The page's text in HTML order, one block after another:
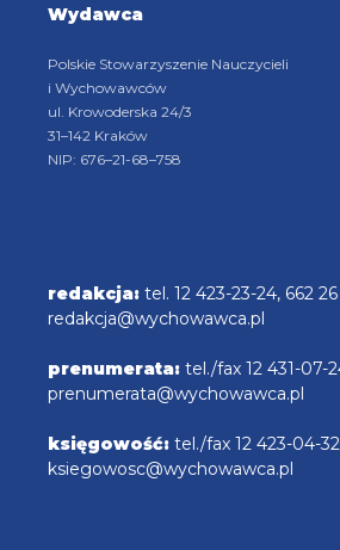
Wydawca
Polskie Stowarzyszenie Nauczycieli
i Wychowawców
ul. Krowoderska 24/3
31–142 Kraków
NIP: 676–21-68–758
redakcja: tel. 12 423-23-24, 662
redakcja@wychowawca.pl
prenumerata: tel./fax 12 431-07-
prenumerata@wychowawca.pl
księgowość: tel./fax 12 423-04-
ksiegowosc@wychowawca.pl